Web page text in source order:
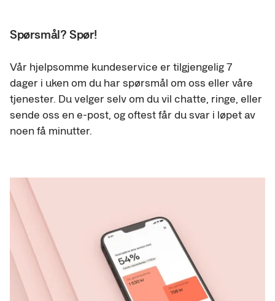
Spørsmål? Spør!
Vår hjelpsomme kundeservice er tilgjengelig 7
dager i uken om du har spørsmål om oss eller våre
tjenester. Du velger selv om du vil chatte, ringe, eller
sende oss en e-post, og oftest får du svar i løpet av
noen få minutter.